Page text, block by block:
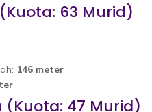
(Kuota: 63 Murid)
146 meter
(Kuota: 47 Murid)